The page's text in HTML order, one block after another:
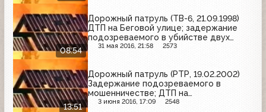
08:54
Дорожный патруль (ТВ-6, 21.09.1998)
ДТП на Беговой улице; задержание
подозреваемого в убийстве двух
женщин; ДТП на Щёлковском шоссе
31 мая 2016, 21:58 2573
13:51
Дорожный патруль (РТР, 19.02.2002)
Задержание подозреваемого в
мошенничестве; ДТП на
Краснодонской улице; ДТП на 16-й
3 июня 2016, 17:09 2548